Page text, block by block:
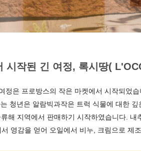
시작된 긴 여정, 록시땅(
정은 프로방스의 작은 마켓에서 시작되었습
청년은 알람빅과작은 트럭 식물에 대한 깊
해 지역에서 판매하기 시작하였습니다. 내
영감을 얻어 오일에서 비누, 크림으로 제